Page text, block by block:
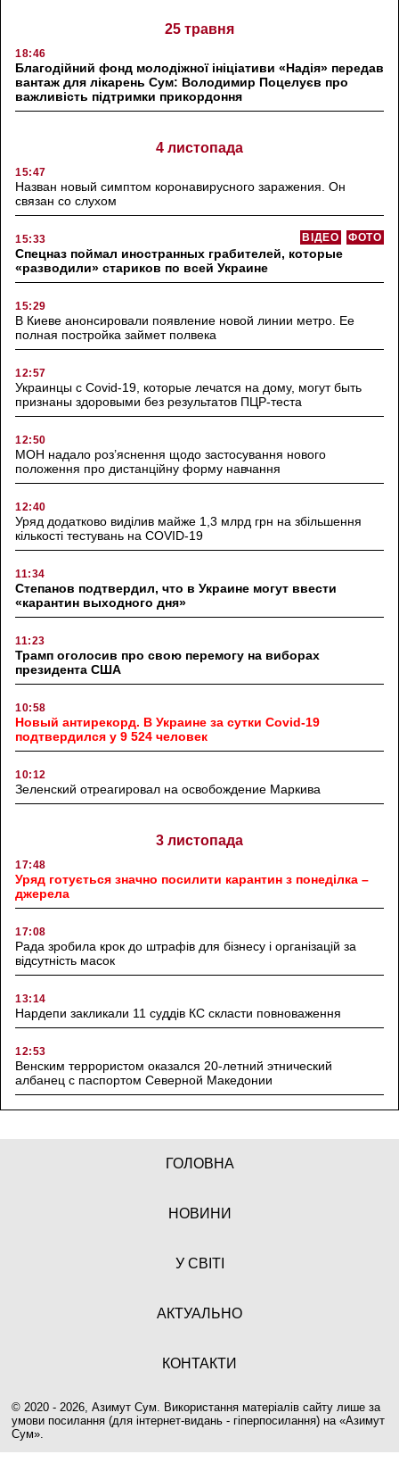
25 травня
18:46
Благодійний фонд молодіжної ініціативи «Надія» передав
вантаж для лікарень Сум: Володимир Поцелуєв про
важливість підтримки прикордоння
4 листопада
15:47
Назван новый симптом коронавирусного заражения. Он
связан со слухом
15:33 ФОТО
ВІДЕО
Спецназ поймал иностранных грабителей, которые
«разводили» стариков по всей Украине
15:29
В Киеве анонсировали появление новой линии метро. Ее
полная постройка займет полвека
12:57
Украинцы с Covid-19, которые лечатся на дому, могут быть
признаны здоровыми без результатов ПЦР-теста
12:50
МОН надало роз’яснення щодо застосування нового
положення про дистанційну форму навчання
12:40
Уряд додатково виділив майже 1,3 млрд грн на збільшення
кількості тестувань на COVID-19
11:34
Степанов подтвердил, что в Украине могут ввести
«карантин выходного дня»
11:23
Трамп оголосив про свою перемогу на виборах
президента США
10:58
Новый антирекорд. В Украине за сутки Covid-19
подтвердился у 9 524 человек
10:12
Зеленский отреагировал на освобождение Маркива
3 листопада
17:48
Уряд готується значно посилити карантин з понеділка –
джерела
17:08
Рада зробила крок до штрафів для бізнесу і організацій за
відсутність масок
13:14
Нардепи закликали 11 суддів КС скласти повноваження
12:53
Венским террористом оказался 20-летний этнический
албанец с паспортом Северной Македонии
ГОЛОВНА
НОВИНИ
У СВІТІ
АКТУАЛЬНО
КОНТАКТИ
© 2020 - 2026, Азимут Сум. Використання матеріалів сайту лише за
умови посилання (для інтернет-видань - гіперпосилання) на «Азимут
Сум».